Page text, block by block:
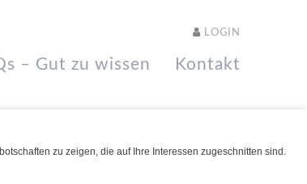
zu zeigen, die auf Ihre Interessen zugeschnitten sind.
LOGIN
– Gut zu wissen Kontakt